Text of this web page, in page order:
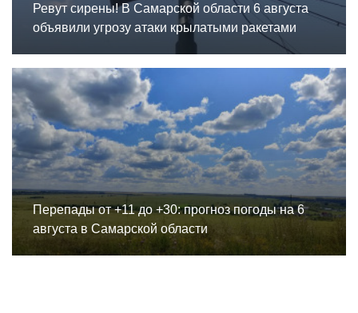
Ревут сирены! В Самарской области 6 августа
объявили угрозу атаки крылатыми ракетами
Перепады от +11 до +30: прогноз погоды на 6
августа в Самарской области